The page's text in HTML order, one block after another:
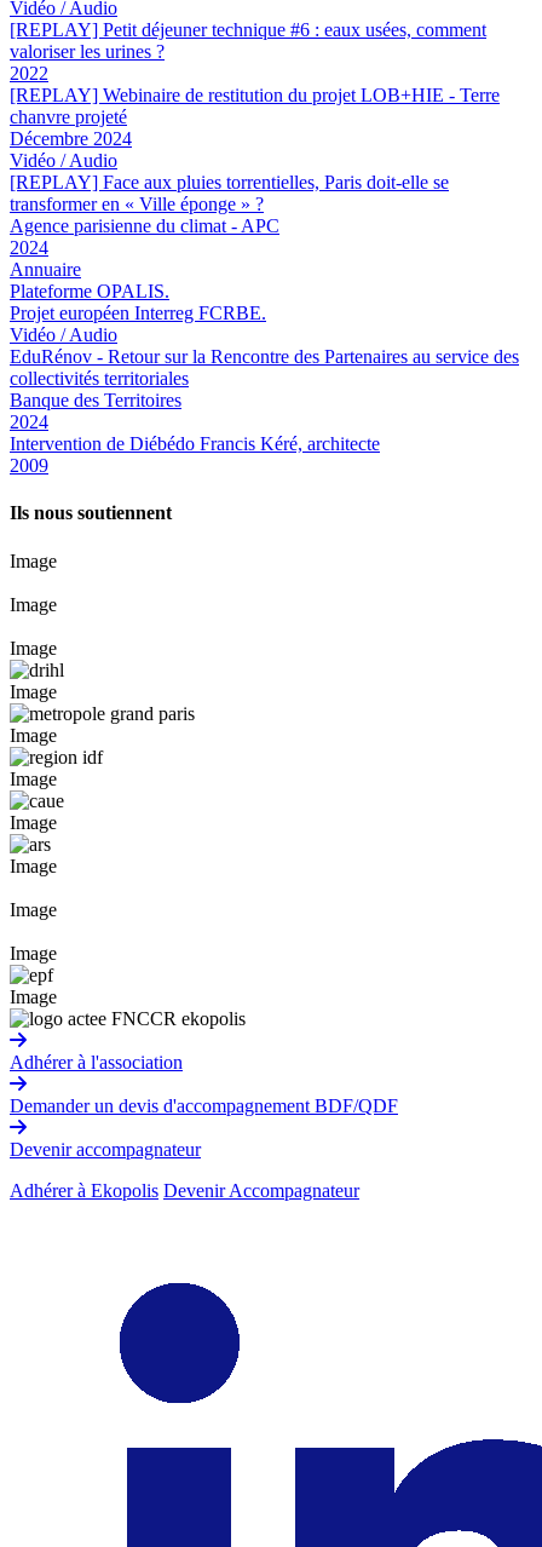
Vidéo / Audio
[REPLAY] Petit déjeuner technique #6 : eaux usées, comment
valoriser les urines ?
2022
[REPLAY] Webinaire de restitution du projet LOB+HIE - Terre
chanvre projeté
Décembre 2024
Vidéo / Audio
[REPLAY] Face aux pluies torrentielles, Paris doit-elle se
transformer en « Ville éponge » ?
Agence parisienne du climat - APC
2024
Annuaire
Plateforme OPALIS.
Projet européen Interreg FCRBE.
Vidéo / Audio
EduRénov - Retour sur la Rencontre des Partenaires au service des
collectivités territoriales
Banque des Territoires
2024
Intervention de Diébédo Francis Kéré, architecte
2009
Ils nous soutiennent
Image
Image
Image
Image
Image
Image
Image
Image
Image
Image
Image
Adhérer à l'association
Demander un devis d'accompagnement BDF/QDF
Devenir accompagnateur
Adhérer à Ekopolis Devenir Accompagnateur